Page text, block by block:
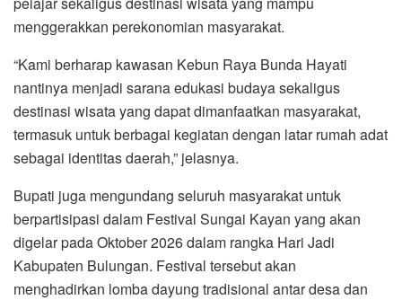
menggerakkan perekonomian masyarakat.
“Kami berharap kawasan Kebun Raya Bunda Hayati
nantinya menjadi sarana edukasi budaya sekaligus
destinasi wisata yang dapat dimanfaatkan masyarakat,
termasuk untuk berbagai kegiatan dengan latar rumah adat
sebagai identitas daerah,” jelasnya.
Bupati juga mengundang seluruh masyarakat untuk
berpartisipasi dalam Festival Sungai Kayan yang akan
digelar pada Oktober 2026 dalam rangka Hari Jadi
Kabupaten Bulungan. Festival tersebut akan
menghadirkan lomba dayung tradisional antar desa dan